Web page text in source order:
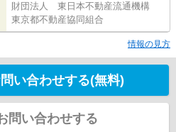
財団法人 東日本不動産流通機構
東京都不動産協同組合
情報の見方
い合わせする(無料)
問い合わせする